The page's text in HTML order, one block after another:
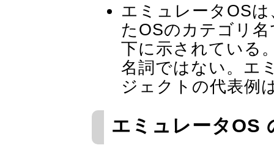
エミュレータOS
たOSのカテゴリ
下に示されている
名詞ではない。エ
ジェクトの代表例
エミュレータOS